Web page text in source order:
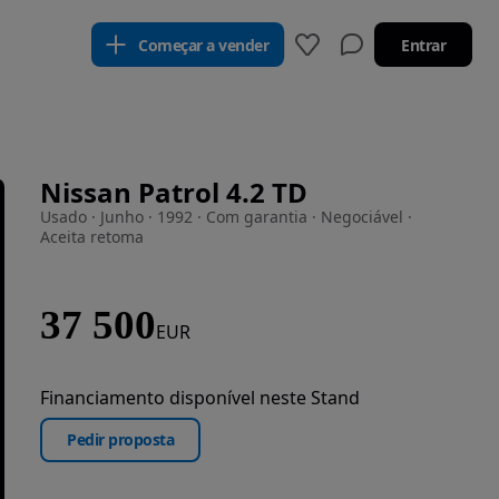
Começar a vender Entrar
Nissan Patrol 4.2 TD
Usado · Junho · 1992 · Com garantia · Negociável ·
Aceita retoma
37 500EUR
Financiamento disponível neste Stand
Pedir proposta